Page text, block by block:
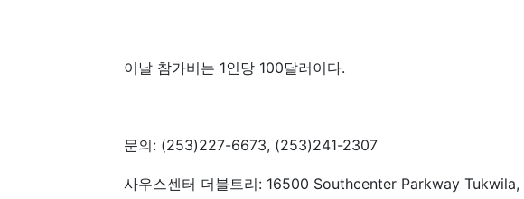
이날 참가비는 1인당 100달러이다.
문의: (253)227-6673, (253)241-2307
사우스센터 더블트리: 16500 Southcenter Parkway Tukwila,